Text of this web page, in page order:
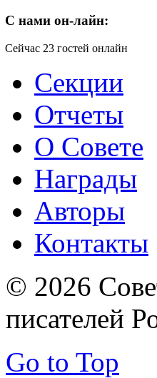
C нами он-лайн:
Сейчас 23 гостей онлайн
Секции
Отчеты
О Совете
Награды
Авторы
Контакты
© 2026
писателей
Go to Top